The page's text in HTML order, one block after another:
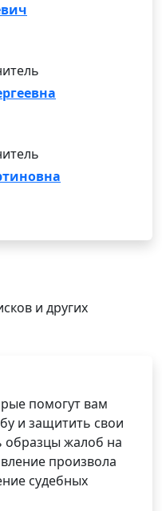
и других
помогут вам
и защитить свои
образцы жалоб на
произвола
судебных